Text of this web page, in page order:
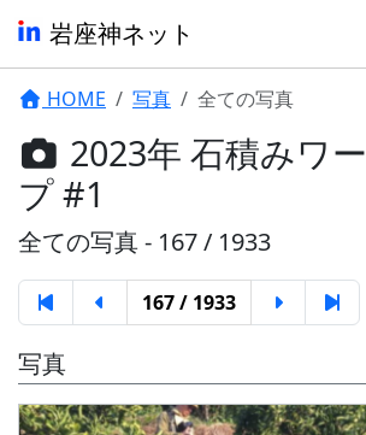
岩座神ネット
HOME 写真 全ての写真
2023年 石積みワ
プ #1
全ての写真 - 167 / 1933
167 / 1933
写真